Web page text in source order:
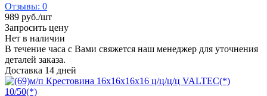
Отзывы: 0
989 руб./шт
Запросить цену
Нет в наличии
В течение часа с Вами свяжется наш менеджер для уточнения
деталей заказа.
Доставка 14 дней